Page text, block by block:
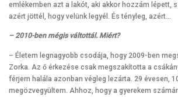
emlékemben azt a lakót, aki akkor hozzám lépett,
azért jöttél, hogy velünk legyél. És tényleg, azért…
– 2010-ben mégis váltottál. Miért?
– Életem legnagyobb csodája, hogy 2009-ben
Zorka. Az ő érkezése csak megszakította a
férjem halála azonban végleg lezárta. 29 évesen,
megözvegyültem. Ahhoz, hogy a gyerekem